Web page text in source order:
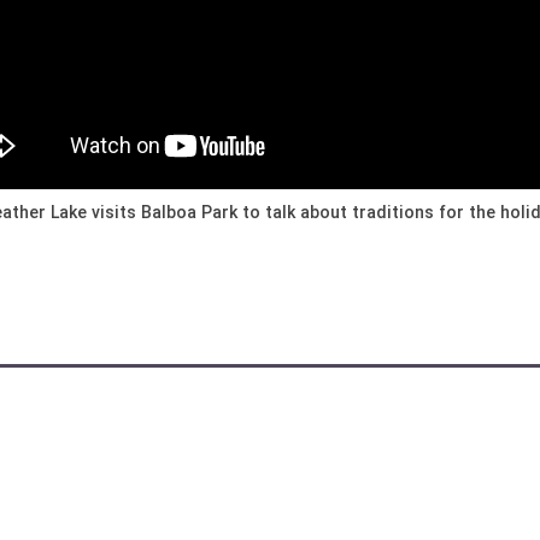
Lake visits Balboa Park to talk about traditions for the